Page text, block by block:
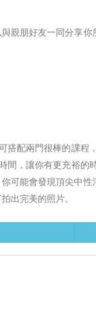
親朋好友一同分享你
搭配兩門很棒的課
間，讓你有更充裕
可能會發現頂尖中
出完美的照片。